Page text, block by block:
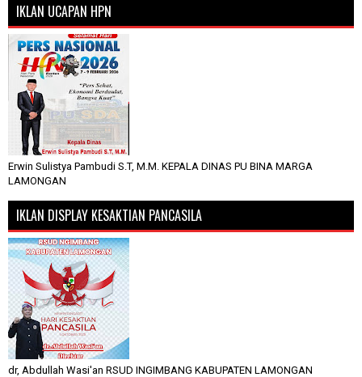
IKLAN UCAPAN HPN
Erwin Sulistya Pambudi S.T, M.M. KEPALA DINAS PU BINA MARGA
LAMONGAN
IKLAN DISPLAY KESAKTIAN PANCASILA
dr, Abdullah Wasi'an RSUD INGIMBANG KABUPATEN LAMONGAN